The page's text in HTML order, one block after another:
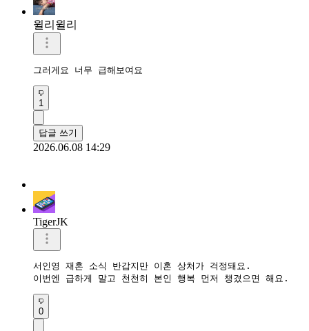
윌리윌리
그러게요 너무 급해보여요
1
답글 쓰기
2026.06.08 14:29
TigerJK
서인영 재혼 소식 반갑지만 이혼 상처가 걱정돼요.
이번엔 급하게 말고 천천히 본인 행복 먼저 챙겼으면 해요.
0